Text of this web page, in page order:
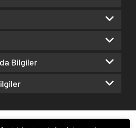
Bilgiler